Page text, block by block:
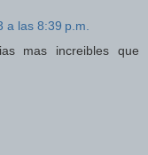
a las 8:39 p.m.
mas increibles que